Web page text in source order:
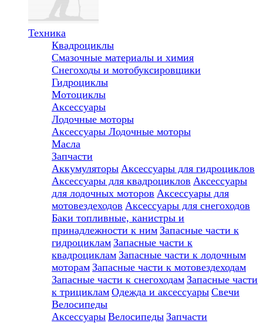
Техника
Квадроциклы
Смазочные материалы и химия
Снегоходы и мотобуксировщики
Гидроциклы
Мотоциклы
Аксессуары
Лодочные моторы
Аксессуары Лодочные моторы
Масла
Запчасти
Аккумуляторы Аксессуары для гидроциклов
Аксессуары для квадроциклов Аксессуары
для лодочных моторов Аксессуары для
мотовездеходов Аксессуары для снегоходов
Баки топливные, канистры и
принадлежности к ним Запасные части к
гидроциклам Запасные части к
квадроциклам Запасные части к лодочным
моторам Запасные части к мотовездеходам
Запасные части к снегоходам Запасные части
к трициклам Одежда и аксессуары Свечи
Велосипеды
Аксессуары Велосипеды Запчасти